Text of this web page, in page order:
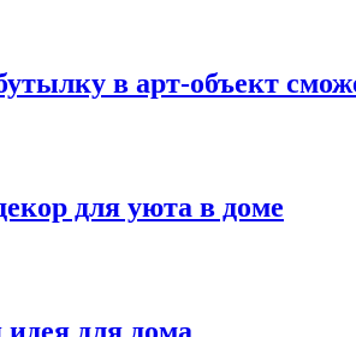
в арт-объект
для уюта в доме
для дома